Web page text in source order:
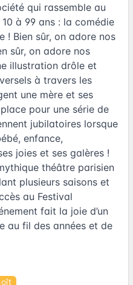
qui rassemble au
à 99 ans : la comédie
! Bien sûr, on adore nos
sûr, on adore nos
illustration drôle et
à travers les
une mère et ses
pour une série de
jubilatoires lorsque
enfance,
joies et ses galères !
théâtre parisien
plusieurs saisons et
au Festival
fait la joie d’un
au fil des années et de